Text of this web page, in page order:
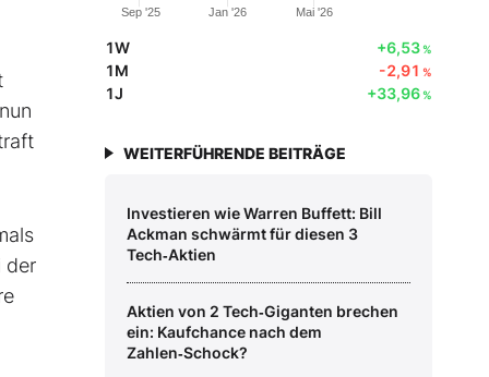
der
Jan '26
Sep '25 Mai '26
1W +6,53%
1M -2,91 %
1J +33,96%
WEITERFÜHRENDE BEITRÄGE
Investieren wie Warren Buffett: Bill
Ackman schwärmt für diesen 3
Tech‑Aktien
Aktien von 2 Tech‑Giganten brechen
ein: Kaufchance nach dem
Zahlen‑Schock?